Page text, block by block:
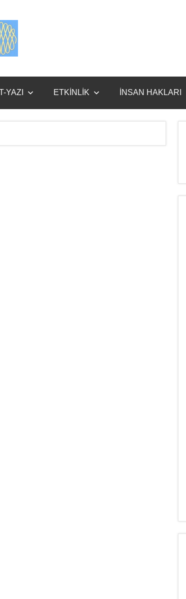
Benim
YAZI ETKİNLİK İNSAN HAKLARI